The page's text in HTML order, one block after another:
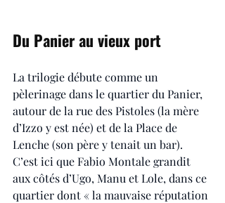
Du Panier au vieux port
La trilogie débute comme un
pèlerinage dans le quartier du Panier,
autour de la rue des Pistoles (la mère
d’Izzo y est née) et de la Place de
Lenche (son père y tenait un bar).
C’est ici que Fabio Montale grandit
aux côtés d’Ugo, Manu et Lole, dans ce
quartier dont « la mauvaise réputation